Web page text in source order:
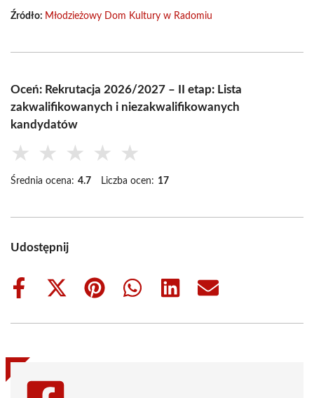
Źródło: Młodzieżowy Dom Kultury w Radomiu
Oceń: Rekrutacja 2026/2027 – II etap: Lista
zakwalifikowanych i niezakwalifikowanych
kandydatów
★ ★ ★ ★ ★
Średnia ocena: 4.7 Liczba ocen: 17
Udostępnij
Share
Share
(Twitter)
Share
Share
Share
Share